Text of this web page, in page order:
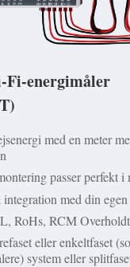
Fi-energimåler
med en meter
passer perfekt i
med din egen
RoHs, RCM Overholdt
eller enkeltfaset
system eller